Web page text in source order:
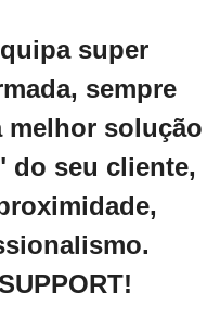
super
sempre
melhor solução
do seu cliente,